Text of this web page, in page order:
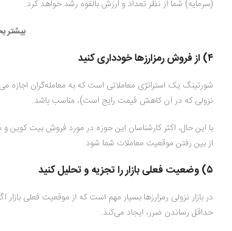
(سرمایه) شما از نظر تعداد و ارزش بالقوه رشد خواهد کرد.
بیشتر
۴) از فروش رمز‌ارز‌ها خودداری کنید
شورتینگ یک استراتژی معاملاتی است که به معامله‌گران اجازه
نزولی که در آن کاهش قیمت رایج است)، مناسب باشد.
با این حال، اکثر کارشناسان این حوزه در مورد فروش بیت کوین
از بین رفتن موقعیت معاملات شما شود.
۵) وضعیت فعلی بازار را تجزیه و تحلیل کنید
در بازار نزولی رمزارزها بسیار مهم است که از موقعیت فعلی
حداقل رساندن ضرر، ایجاد می‌کند.